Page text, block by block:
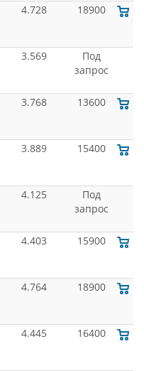
4.728 18900
3.569
Под
запрос
3.768 13600
3.889 15400
4.125
Под
запрос
4.403 15900
4.764 18900
4.445 16400